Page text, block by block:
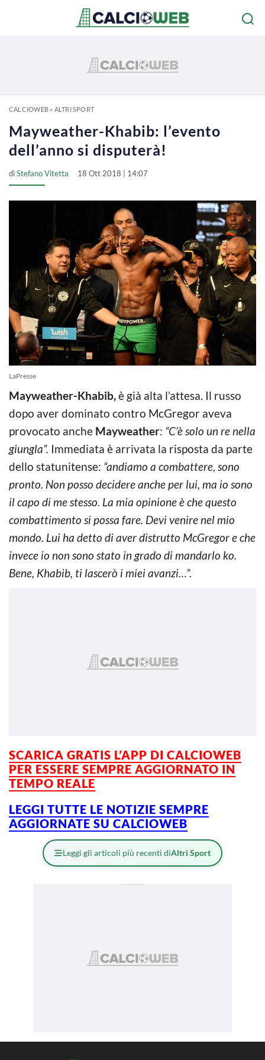
CALCIOWEB» ALTRI SPORT
Mayweather-Khabib: l’evento
dell’anno si disputerà!
diStefano Vitetta 18 Ott 2018 | 14:07
LaPresse
Mayweather-Khabib,è già alta l’attesa. Il russo
dopo aver dominato contro McGregor aveva
provocato anche Mayweather: “C’è solo un re nella
giungla”. Immediata è arrivata la risposta da parte
dello statunitense: “andiamo a combattere, sono
pronto. Non posso decidere anche per lui, ma io sono
il capo di me stesso. La mia opinione è che questo
combattimento si possa fare. Devi venire nel mio
mondo. Lui ha detto di aver distrutto McGregor e che
invece io non sono stato in grado di mandarlo ko.
Bene, Khabib, ti lascerò i miei avanzi…”.
SCARICA GRATIS L’APP DI CALCIOWEB
PER ESSERE SEMPRE AGGIORNATO IN
TEMPO REALE
LEGGI TUTTE LE NOTIZIE SEMPRE
AGGIORNATE SU CALCIOWEB
Leggi gli articoli più recenti diAltri Sport